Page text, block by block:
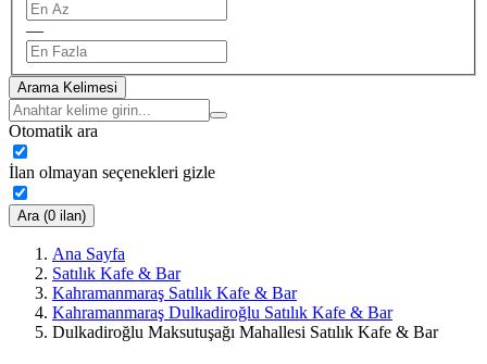
—
Arama Kelimesi
Otomatik ara
İlan olmayan seçenekleri gizle
Ara (0 ilan)
Ana Sayfa
Satılık Kafe & Bar
Kahramanmaraş Satılık Kafe & Bar
Kahramanmaraş Dulkadiroğlu Satılık Kafe & Bar
Dulkadiroğlu Maksutuşağı Mahallesi Satılık Kafe & Bar